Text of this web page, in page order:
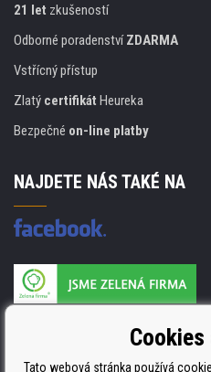
21 let zkušeností
Odborné poradenstvíZDARMA
Vstřícný přístup
Zlatý certifikát Heureka
Bezpečné on-line platby
NAJDETE NÁS TAKÉ NA
ISO 9001. ISO 14001 a STMC.Cookies
Tato webová stránka používá